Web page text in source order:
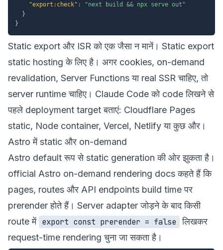
"export:check" :
"next build && npx serve out"
}
}
Static export और ISR को एक जैसा न मानें। Static export
static hosting के लिए है। अगर cookies, on-demand
revalidation, Server Functions या real SSR चाहिए, तो
server runtime चाहिए। Claude Code को code लिखने से
पहले deployment target बताएं: Cloudflare Pages
static, Node container, Vercel, Netlify या कुछ और।
Astro में static और on-demand
Astro default रूप से static generation की ओर झुकता है।
official Astro on-demand rendering docs कहते हैं कि
pages, routes और API endpoints build time पर
prerender होते हैं। Server adapter जोड़ने के बाद किसी
route में export const prerender = false लिखकर
request-time rendering चुना जा सकता है।